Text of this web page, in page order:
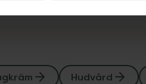
Hudvård